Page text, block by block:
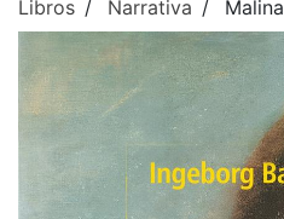
Libros Narrativa Malina